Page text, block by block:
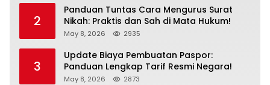
2
Panduan Tuntas Cara Mengurus Surat
Nikah: Praktis dan Sah di Mata Hukum!
May 8, 2026 2935
3
Update Biaya Pembuatan Paspor:
Panduan Lengkap Tarif Resmi Negara!
May 8, 2026 2873